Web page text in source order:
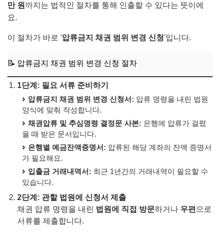
만 원 까지는 법적인 절차를 통해 인출할 수 있다는 뜻이에
요.
이 절차가 바로 '압류금지 채권 범위 변경 신청'입니다.
📝 압류금지 채권 범위 변경 신청 절차
1단계: 필요 서류 준비하기
압류금지 채권 범위 변경 신청서: 압류 명령을 내린 법원
양식에 맞춰 작성합니다.
채권압류 및 추심명령 결정문 사본: 은행에 압류가 걸렸
을 때 받은 문서입니다.
은행별 예금잔액증명서: 압류된 해당 계좌의 잔액 증명서
가 필요해요.
입출금 거래내역서: 최근 1년간의 거래내역이 필요할 수
있습니다.
2단계: 관할 법원에 신청서 제출
채권 압류 명령을 내린 법원에 직접 방문하거나 우편 으로
서류를 제출합니다.